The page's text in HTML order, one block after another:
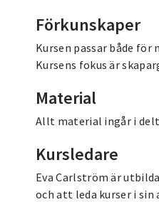
Förkunskaper
Kursen passar både
Kursens fokus är
Material
Allt material ingår i
Kursledare
Eva Carlström är
och att leda kurser i